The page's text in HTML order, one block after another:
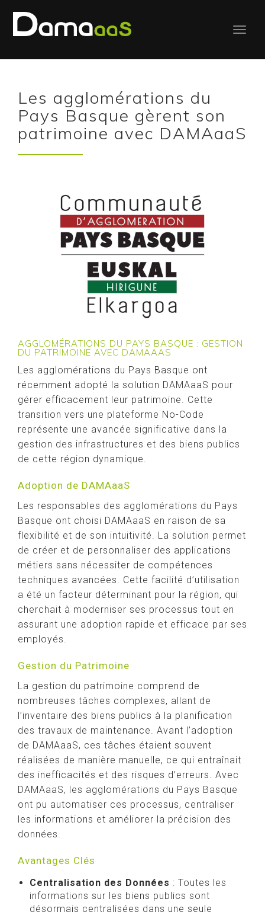
Les agglomérations du
Pays Basque gèrent son
patrimoine avec DAMAaaS
AGGLOMÉRATIONS DU PAYS BASQUE : GESTION
DU PATRIMOINE AVEC DAMAAAS
Les agglomérations du Pays Basque ont
récemment adopté la solution DAMAaaS pour
gérer efficacement leur patrimoine. Cette
transition vers une plateforme No-Code
représente une avancée significative dans la
gestion des infrastructures et des biens publics
de cette région dynamique.
Adoption de DAMAaaS
Les responsables des agglomérations du Pays
Basque ont choisi DAMAaaS en raison de sa
flexibilité et de son intuitivité. La solution permet
de créer et de personnaliser des applications
métiers sans nécessiter de compétences
techniques avancées. Cette facilité d’utilisation
a été un facteur déterminant pour la région, qui
cherchait à moderniser ses processus tout en
assurant une adoption rapide et efficace par ses
employés.
Gestion du Patrimoine
La gestion du patrimoine comprend de
nombreuses tâches complexes, allant de
l’inventaire des biens publics à la planification
des travaux de maintenance. Avant l’adoption
de DAMAaaS, ces tâches étaient souvent
réalisées de manière manuelle, ce qui entraînait
des inefficacités et des risques d’erreurs. Avec
DAMAaaS, les agglomérations du Pays Basque
ont pu automatiser ces processus, centraliser
les informations et améliorer la précision des
données.
Avantages Clés
Centralisation des Données : Toutes les
informations sur les biens publics sont
désormais centralisées dans une seule